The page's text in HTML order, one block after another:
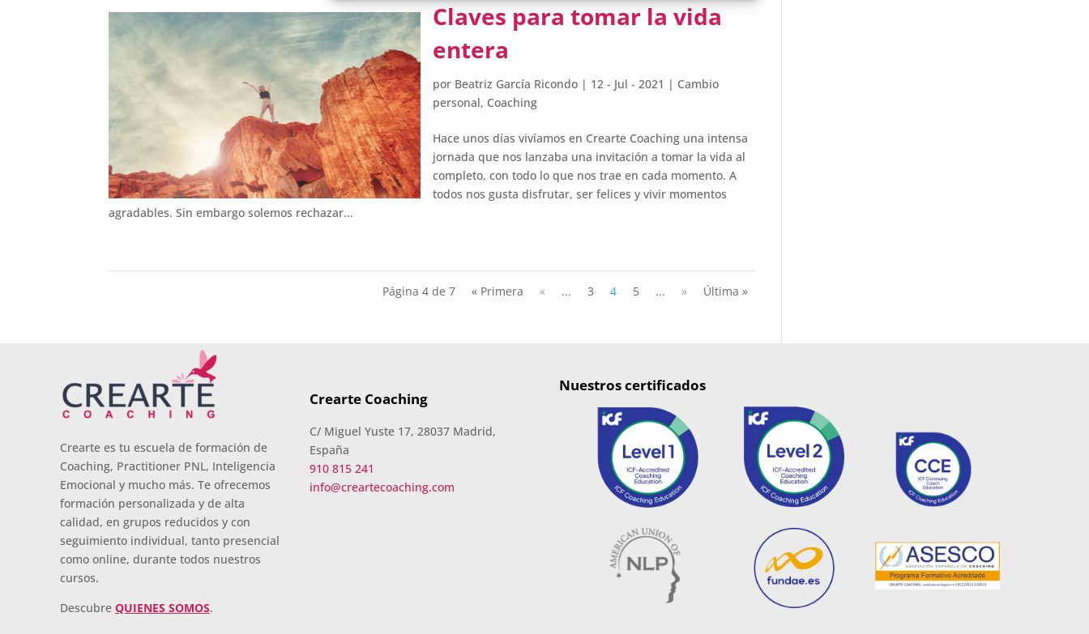
Claves para tomar la vida
entera
por Beatriz García Ricondo | 12 - Jul - 2021 | Cambio
personal, Coaching
Hace unos días vivíamos en Crearte Coaching una intensa
jornada que nos lanzaba una invitación a tomar la vida al
completo, con todo lo que nos trae en cada momento. A
todos nos gusta disfrutar, ser felices y vivir momentos
agradables. Sin embargo solemos rechazar...
Página 4 de 7 « Primera « ... 3 4 5 ... » Última »
Crearte es tu escuela de formación de
Coaching, Practitioner PNL, Inteligencia
Emocional y mucho más. Te ofrecemos
formación personalizada y de alta
calidad, en grupos reducidos y con
seguimiento individual, tanto presencial
como online, durante todos nuestros
cursos.
Descubre QUIENES SOMOS.
Crearte Coaching
C/ Miguel Yuste 17, 28037 Madrid,
España
910 815 241
info@creartecoaching.com
Nuestros certificados